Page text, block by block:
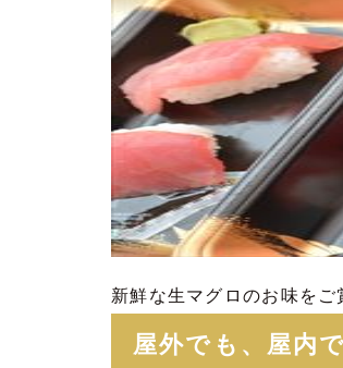
新鮮な生マグロのお味をご
屋外でも、屋内